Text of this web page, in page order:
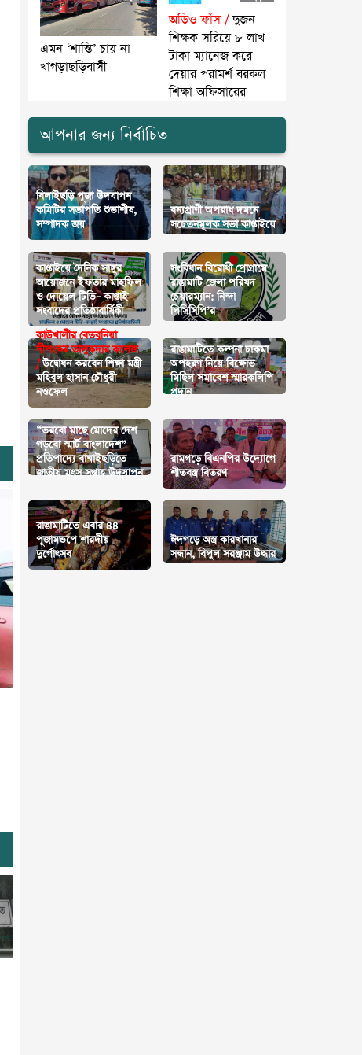
এমন ‘শান্তি’ চায় না
খাগড়াছড়িবাসী
অডিও ফাঁস /দুজন
শিক্ষক সরিয়ে ৮ লাখ
টাকা ম্যানেজ করে
দেয়ার পরামর্শ বরকল
শিক্ষা অফিসারের
আপনার জন্য নির্বাচিত
বিলাইছড়ি পূজা উদযাপন
কমিটির সভাপতি শুভাশীষ,
সম্পাদক জয়
বন্যপ্রাণী অপরাধ দমনে
সচেতনমূলক সভা কাপ্তাইয়ে
কাপ্তাইয়ে দৈনিক সাঙ্গুর
আয়োজনে ইফতার মাহফিল
ও দোয়েল টিভি– কাপ্তাই
সংবাদের প্রতিষ্ঠাবার্ষিকী
সংবিধান বিরোধী প্রোগ্রামে
রাঙামাটি জেলা পরিষদ
চেয়ারম্যান: নিন্দা
পিসিসিপি’র
কাউখালীর বেতবু‌নিয়া
দীপংকর তালুকদার কলেজ
/উ‌দ্বোধন করবেন শিক্ষা মন্ত্রী
মহিবুল হাসান চৌধুরী
নওফেল
রাঙামাটিতে কল্পনা চাকমা
অপহরণ নিয়ে বিক্ষোভ
মিছিল সমাবেশ স্মারকলিপি
প্রদান
“ভরবো মাছে মোদের দেশ
গড়বো স্মার্ট বাংলাদেশ”
প্রতিপাদ্যে বাঘাইছড়িতে
জাতীয় মৎস সপ্তাহ উদযাপন
রামগড়ে বিএনপির উদ্যোগে
শীতবস্ত্র বিতরণ
রাঙামাটিতে এবার ৪৪
পূজামন্ডপে শারদীয়
দুর্গোৎসব
ঈদগড়ে অস্ত্র কারখানার
সন্ধান, বিপুল সরঞ্জাম উদ্ধার